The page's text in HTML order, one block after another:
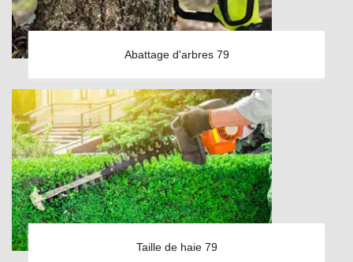
Abattage d'arbres 79
Taille de haie 79